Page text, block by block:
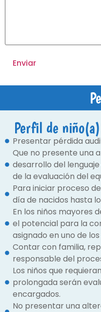
Perfil de
Presentar pérdida
Que no presente una
desarrollo del
de la evaluación del
Para iniciar proceso
día de nacidos hasta
En los niños mayores
el potencial para la
asignado en uno de
Contar con familia,
responsable del
Los niños que
prolongada serán
encargados.
No presentar una